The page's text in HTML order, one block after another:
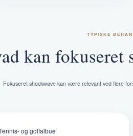
TYPISKE
kan fokuseret
Fokuseret shockwave kan være relevant ved flere
og golfalbue